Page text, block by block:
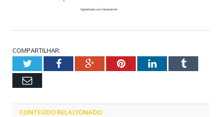
COMPARTILHAR:
TwitterFacebookGoogle+PinterestLinkedInTumblr
Email
CONTEÚDO RELACIONADO